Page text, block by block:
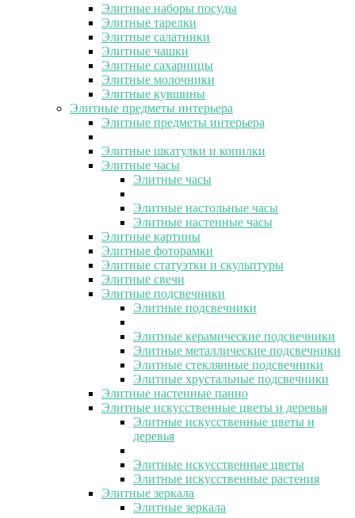
Элитные наборы посуды
Элитные тарелки
Элитные салатники
Элитные чашки
Элитные сахарницы
Элитные молочники
Элитные кувшины
Элитные предметы интерьера
Элитные предметы интерьера
Элитные шкатулки и копилки
Элитные часы
Элитные часы
Элитные настольные часы
Элитные настенные часы
Элитные картины
Элитные фоторамки
Элитные статуэтки и скульптуры
Элитные свечи
Элитные подсвечники
Элитные подсвечники
Элитные керамические подсвечники
Элитные металлические подсвечники
Элитные стеклянные подсвечники
Элитные хрустальные подсвечники
Элитные настенные панно
Элитные искусственные цветы и деревья
Элитные искусственные цветы и
деревья
Элитные искусственные цветы
Элитные искусственные растения
Элитные зеркала
Элитные зеркала